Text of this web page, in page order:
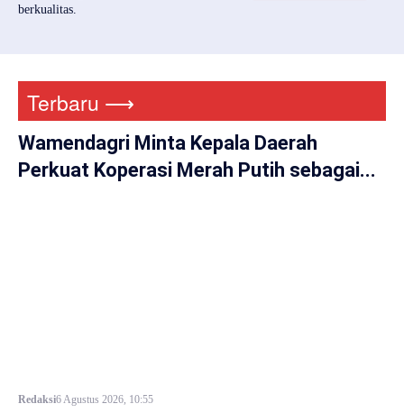
berkualitas.
Terbaru ⟶
Wamendagri Minta Kepala Daerah
Perkuat Koperasi Merah Putih sebagai...
Redaksi6 Agustus 2026, 10:55